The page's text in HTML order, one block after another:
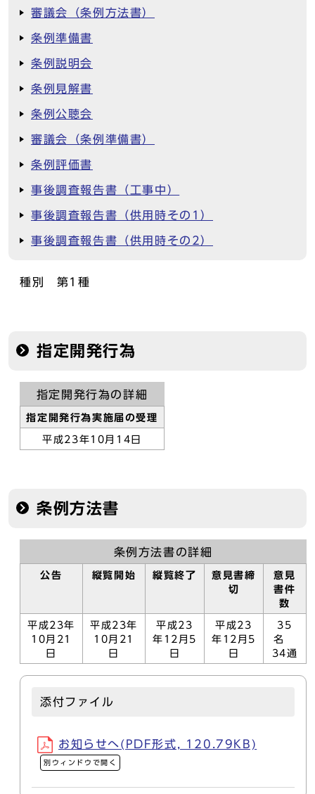
審議会（条例方法書）
条例準備書
条例説明会
条例見解書
条例公聴会
審議会（条例準備書）
条例評価書
事後調査報告書（工事中）
事後調査報告書（供用時その1）
事後調査報告書（供用時その2）
種別 第1種
指定開発行為
指定開発行為の詳細
指定開発行為実施届の受理
平成23年10月14日
条例方法書
条例方法書の詳細
公告 縦覧開始 縦覧終了
意見書締
切
意見
書件
数
平成23年
10月21
日
平成23年
10月21
日
平成23
年12月5
日
平成23
年12月5
日
35
名
34通
添付ファイル
お知らせへ(PDF形式, 120.79KB)
別ウィンドウで開く